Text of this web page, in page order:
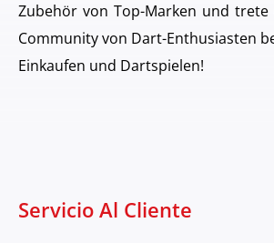
Zubehör von Top-Marken und trete
Community von Dart-Enthusiasten
Einkaufen und Dartspielen!
Servicio Al Cliente